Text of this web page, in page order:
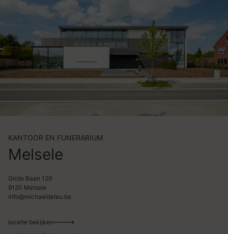
KANTOOR EN FUNERARIUM
Melsele
Grote Baan 129
9120 Melsele
info@michaeldeleu.be
locatie bekijken